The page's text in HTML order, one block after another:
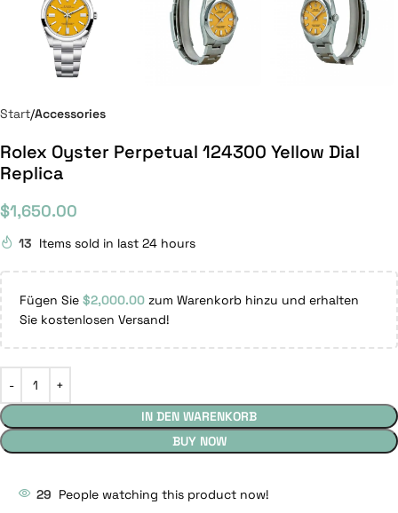
Start Accessories
Rolex Oyster Perpetual 124300 Yellow Dial
Replica
$1,650.00
13 Items sold in last 24 hours
Fügen Sie $2,000.00 zum Warenkorb hinzu und erhalten
Sie kostenlosen Versand!
IN DEN WARENKORB
BUY NOW
29 People watching this product now!